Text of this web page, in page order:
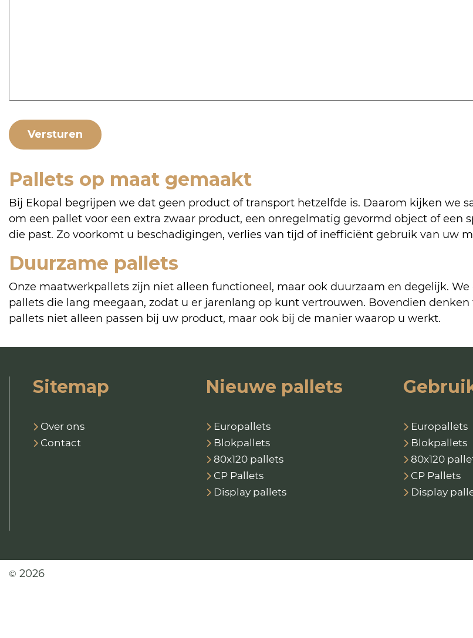
Pallets op maat gemaakt
Bij Ekopal begrijpen we dat geen product of transport hetzelfde is. Daarom kijken we
om een pallet voor een extra zwaar product, een onregelmatig gevormd object of een
die past. Zo voorkomt u beschadigingen, verlies van tijd of inefficiënt gebruik van uw
Duurzame pallets
Onze maatwerkpallets zijn niet alleen functioneel, maar ook duurzaam en degelijk.
pallets die lang meegaan, zodat u er jarenlang op kunt vertrouwen. Bovendien
pallets niet alleen passen bij uw product, maar ook bij de manier waarop u werkt.
Sitemap
Over ons
Contact
Nieuwe pallets
Europallets
Blokpallets
80x120 pallets
CP Pallets
Display pallets
Europallets
Blokpallets
80x120
CP Pallets
Display
© 2026